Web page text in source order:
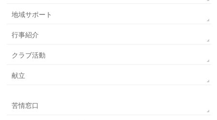
地域サポート
行事紹介
クラブ活動
献立
苦情窓口